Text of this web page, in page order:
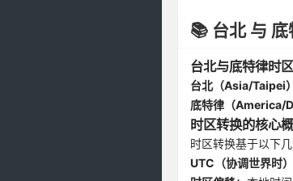
📚 台北 与
台北与底特律时
台北（Asia/Taipei）
底特律（America/
时区转换的核心
时区转换基于以下几
UTC（协调世界时）